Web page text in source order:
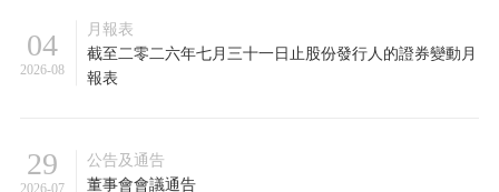
04
2026-08
月報表
截至二零二六年七月三十一日止股份發行人的證券變動月
報表
29
2026-07
公告及通告
董事會會議通告